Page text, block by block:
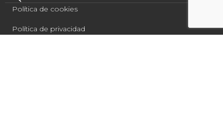
Política de cookies
Política de privacidad